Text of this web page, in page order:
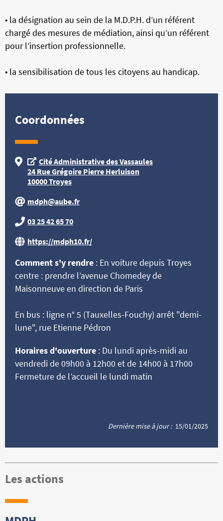
• la désignation au sein de la M.D.P.H. d’un référent
chargé des mesures de médiation, ainsi qu’un référent
pour l’insertion professionnelle.
• la sensibilisation de tous les citoyens au handicap.
Coordonnées
Cité Administrative des Vassaules
24 Rue Grégoire Pierre Herluison
10000 Troyes
mdph@aube.fr
03 25 42 65 70
https://mdph10.fr/
Comment s'y rendre : En voiture depuis Troyes
centre : prendre l’avenue Chomedey de
Maisonneuve en direction de Paris
En bus : ligne n° 5 (Tauxelles-Fouchy) arrêt "demi-
lune", rue Etienne Pédron
Horaires d'ouverture : Du lundi après-midi au
vendredi de 09h00 à 12h00 et de 14h00 à 17h00
Fermeture de l’accueil le lundi matin
Dernière mise à jour : 15/01/2025
Les actions